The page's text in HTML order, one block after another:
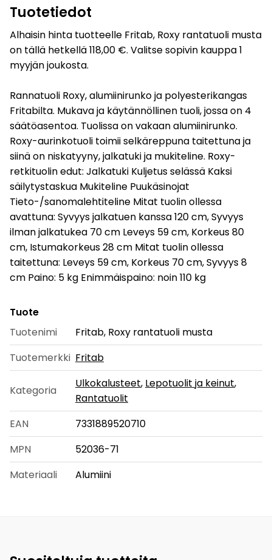
Tuotetiedot
Alhaisin hinta tuotteelle Fritab, Roxy rantatuoli musta
on tällä hetkellä 118,00 €. Valitse sopivin kauppa 1
myyjän joukosta.
Rannatuoli Roxy, alumiinirunko ja polyesterikangas
Fritabilta. Mukava ja käytännöllinen tuoli, jossa on 4
säätöasentoa. Tuolissa on vakaan alumiinirunko.
Roxy-aurinkotuoli toimii selkäreppuna taitettuna ja
siinä on niskatyyny, jalkatuki ja mukiteline. Roxy-
retkituolin edut: Jalkatuki Kuljetus selässä Kaksi
säilytystaskua Mukiteline Puukäsinojat
Tieto-/sanomalehtiteline Mitat tuolin ollessa
avattuna: Syvyys jalkatuen kanssa 120 cm, Syvyys
ilman jalkatukea 70 cm Leveys 59 cm, Korkeus 80
cm, Istumakorkeus 28 cm Mitat tuolin ollessa
taitettuna: Leveys 59 cm, Korkeus 70 cm, Syvyys 8
cm Paino: 5 kg Enimmäispaino: noin 110 kg
Tuote
Tuotenimi
Fritab, Roxy rantatuoli musta
Tuotemerkki Fritab
Kategoria
Ulkokalusteet, Lepotuolit ja keinut,
Rantatuolit
EAN
7331889520710
MPN
52036-71
Materiaali
Alumiini